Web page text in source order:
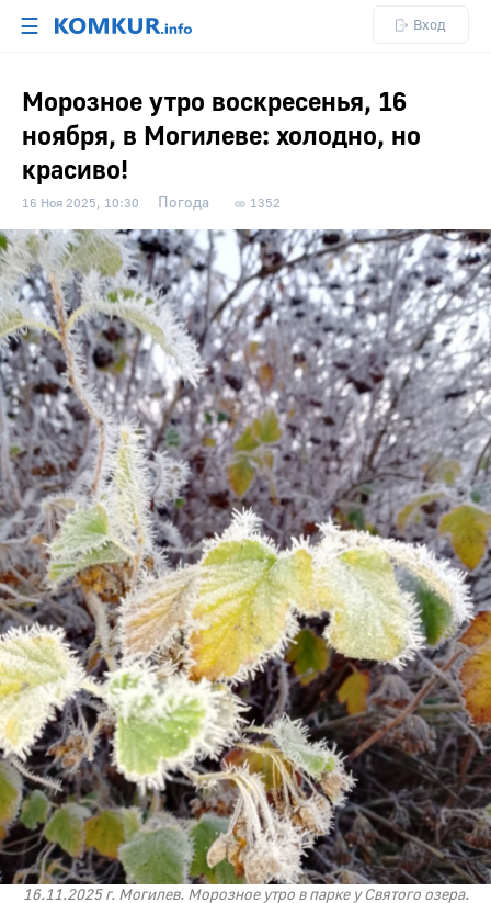
☰ Вход
Морозное утро воскресенья, 16
ноября, в Могилеве: холодно, но
красиво!
16 Ноя 2025, 10:30 Погода 1352
16.11.2025 г. Могилев. Морозное утро в парке у Святого озера.